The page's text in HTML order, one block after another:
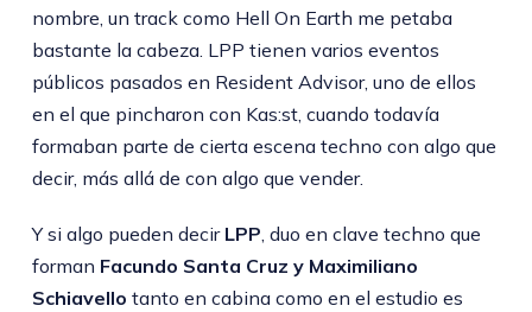
nombre, un track como Hell On Earth me petaba
bastante la cabeza. LPP tienen varios eventos
públicos pasados en Resident Advisor, uno de ellos
en el que pincharon con Kas:st, cuando todavía
formaban parte de cierta escena techno con algo que
decir, más allá de con algo que vender.
Y si algo pueden decirLPP, duo en clave techno que
forman Facundo Santa Cruz y Maximiliano
Schiavello tanto en cabina como en el estudio es